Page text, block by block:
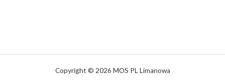
Copyright © 2026 MOS PL Limanowa